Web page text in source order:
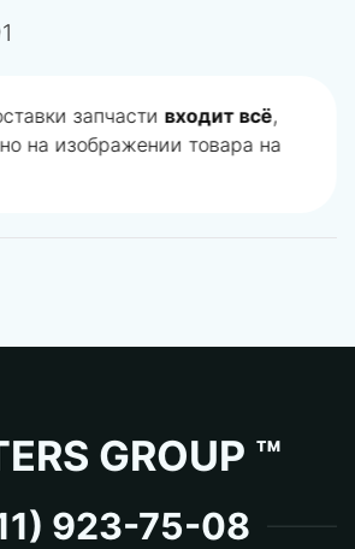
запчасти входит всё,
на изображении товара на
GROUP ™
923-75-08